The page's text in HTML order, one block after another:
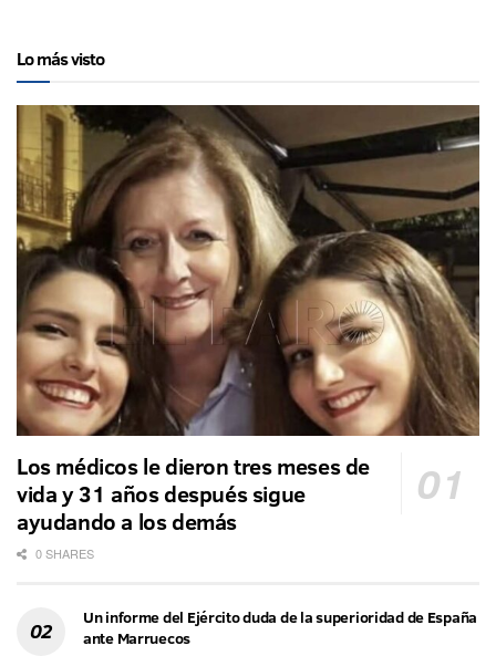
Lo más visto
Los médicos le dieron tres meses de
vida y 31 años después sigue
ayudando a los demás
0 SHARES
Un informe del Ejército duda de la superioridad de España
ante Marruecos